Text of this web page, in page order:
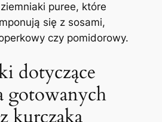
puree, które
się z sosami,
czy pomidorowy.
dotyczące
gotowanych
kurczaka